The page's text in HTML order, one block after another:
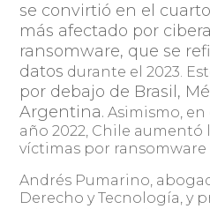
se convirtió en el
más afectado por
ransomware, que se
datos durante el 2023.
por debajo de Brasil,
Argentina. Asimismo,
año 2022, Chile aumentó
víctimas por ransomware
Andrés Pumarino,
Derecho y Tecnología, y